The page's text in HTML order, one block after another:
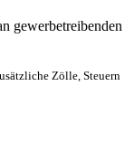
gewerbetreibenden
Zölle, Steuern